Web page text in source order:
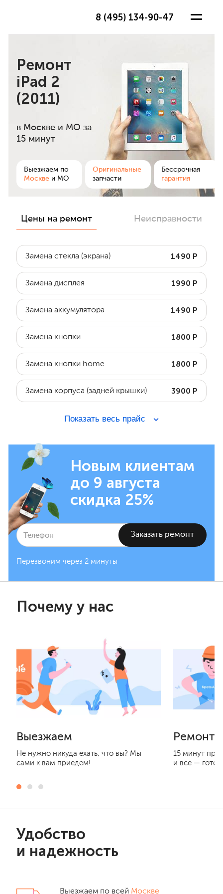
8 (495) 134-90-47
Ремонт
iPad 2
(2011)
в Москве и МО за
15 минут
Выезжаем по
Москве и МО
Оригинальные
запчасти
Бессрочная
гарантия
Цены на ремонт Неисправности
Замена стекла (экрана) 1490 Р
Замена дисплея 1990 Р
Замена аккумулятора 1490 Р
Замена кнопки 1800 Р
Замена кнопки home 1800 Р
Замена корпуса (задней крышки) 3900 Р
Показать весь прайс
Новым клиентам
до 9 августа
скидка 25%
Перезвоним через 2 минуты
Почему у нас
Выезжаем
Не нужно никуда ехать, что вы? Мы
сами к вам приедем!
15 минут
и все —
Удобство
и надежность
Выезжаем по всей Москве